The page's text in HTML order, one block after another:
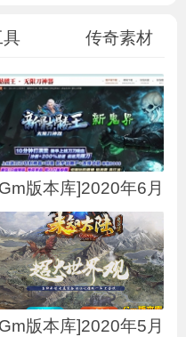
2026年8月Gm版本库首发混沌战歌单职
zhaosf新开传奇发布网推送广告-哪吒
zhaosf新开传奇发布网推送广告-1.80
传奇素材
版本库]2020年6月
版本库]2020年5月